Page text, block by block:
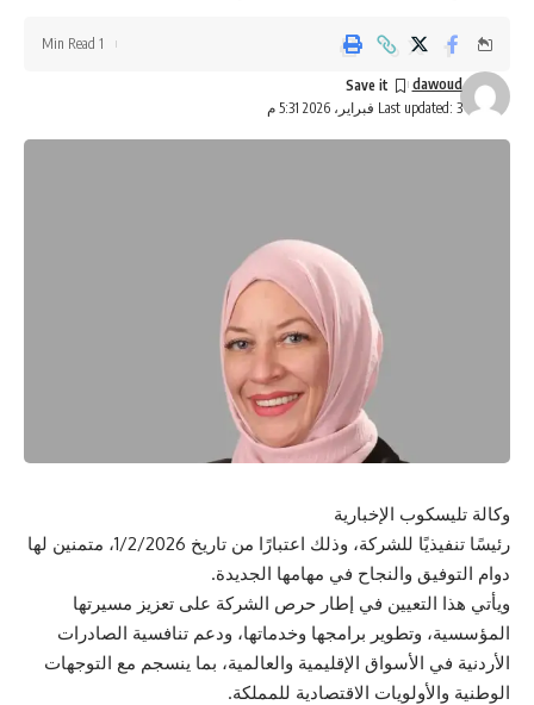
Last updated: 3 فبراير، 2026 5:31 م
dawoud
1 Min Read
وكالة تليسكوب الإخبارية
رئيسًا تنفيذيًا للشركة، وذلك اعتبارًا من تاريخ 1/2/2026، متمنين لها
دوام التوفيق والنجاح في مهامها الجديدة.
ويأتي هذا التعيين في إطار حرص الشركة على تعزيز مسيرتها
المؤسسية، وتطوير برامجها وخدماتها، ودعم تنافسية الصادرات
الأردنية في الأسواق الإقليمية والعالمية، بما ينسجم مع التوجهات
الوطنية والأولويات الاقتصادية للمملكة.